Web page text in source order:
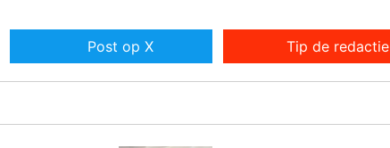
Post op X Tip de redactie